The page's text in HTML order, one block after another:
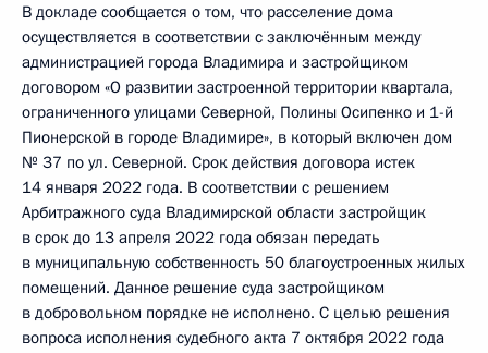
В докладе сообщается о том, что расселение дома
осуществляется в соответствии с заключённым между
администрацией города Владимира и застройщиком
договором «О развитии застроенной территории квартала,
ограниченного улицами Северной, Полины Осипенко и 1-й
Пионерской в городе Владимире», в который включен дом
№ 37 по ул. Северной. Срок действия договора истек
14 января 2022 года. В соответствии с решением
Арбитражного суда Владимирской области застройщик
в срок до 13 апреля 2022 года обязан передать
в муниципальную собственность 50 благоустроенных жилых
помещений. Данное решение суда застройщиком
в добровольном порядке не исполнено. С целью решения
вопроса исполнения судебного акта 7 октября 2022 года